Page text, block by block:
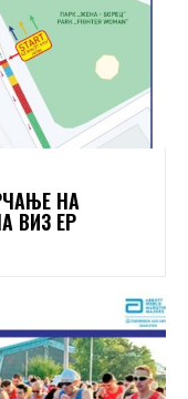
НА
ВИЗ ЕР